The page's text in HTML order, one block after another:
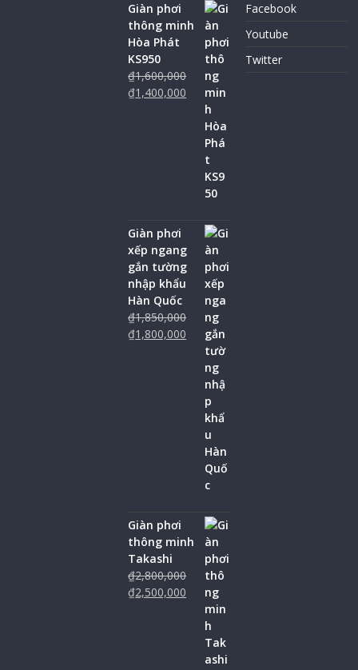
Giàn phơi
thông minh
Hòa Phát
KS950
₫1,600,000
₫1,400,000
Giàn phơi
xếp ngang
gắn tường
nhập khẩu
Hàn Quốc
₫1,850,000
₫1,800,000
Giàn phơi
thông minh
Takashi
₫2,800,000
₫2,500,000
Facebook
Youtube
Twitter